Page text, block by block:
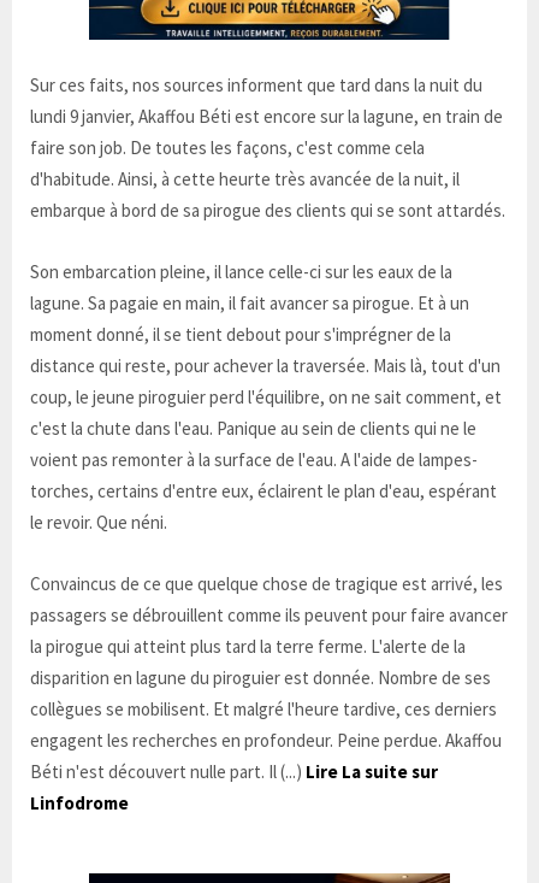
Sur ces faits, nos sources informent que tard dans la nuit du
lundi 9 janvier, Akaffou Béti est encore sur la lagune, en train de
faire son job. De toutes les façons, c'est comme cela
d'habitude. Ainsi, à cette heurte très avancée de la nuit, il
embarque à bord de sa pirogue des clients qui se sont attardés.
Son embarcation pleine, il lance celle-ci sur les eaux de la
lagune. Sa pagaie en main, il fait avancer sa pirogue. Et à un
moment donné, il se tient debout pour s'imprégner de la
distance qui reste, pour achever la traversée. Mais là, tout d'un
coup, le jeune piroguier perd l'équilibre, on ne sait comment, et
c'est la chute dans l'eau. Panique au sein de clients qui ne le
voient pas remonter à la surface de l'eau. A l'aide de lampes-
torches, certains d'entre eux, éclairent le plan d'eau, espérant
le revoir. Que néni.
Convaincus de ce que quelque chose de tragique est arrivé, les
passagers se débrouillent comme ils peuvent pour faire avancer
la pirogue qui atteint plus tard la terre ferme. L'alerte de la
disparition en lagune du piroguier est donnée. Nombre de ses
collègues se mobilisent. Et malgré l'heure tardive, ces derniers
engagent les recherches en profondeur. Peine perdue. Akaffou
Béti n'est découvert nulle part. Il (...) Lire La suite sur
Linfodrome